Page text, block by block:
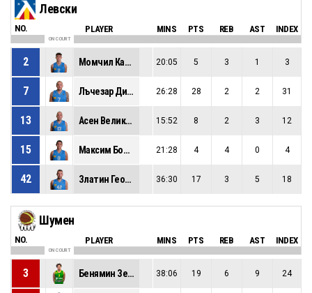
Левски
NO. PLAYER MINS PTS REB AST INDEX
ON COURT
2 Момчил Кадиев 20:05 5 3 1 3
7 Лъчезар Димитров 26:28 28 2 2 31
13 Асен Великов 15:52 8 2 3 12
15 Максим Бочев 21:28 4 4 0 4
42 Златин Георгиев 36:30 17 3 5 18
Шумен
NO. PLAYER MINS PTS REB AST INDEX
ON COURT
3 Бенямин Зецич 38:06 19 6 9 24